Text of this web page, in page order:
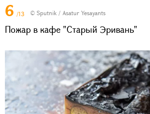
6 /13 © Sputnik / Asatur Yesayants
Пожар в кафе "Старый Эривань"